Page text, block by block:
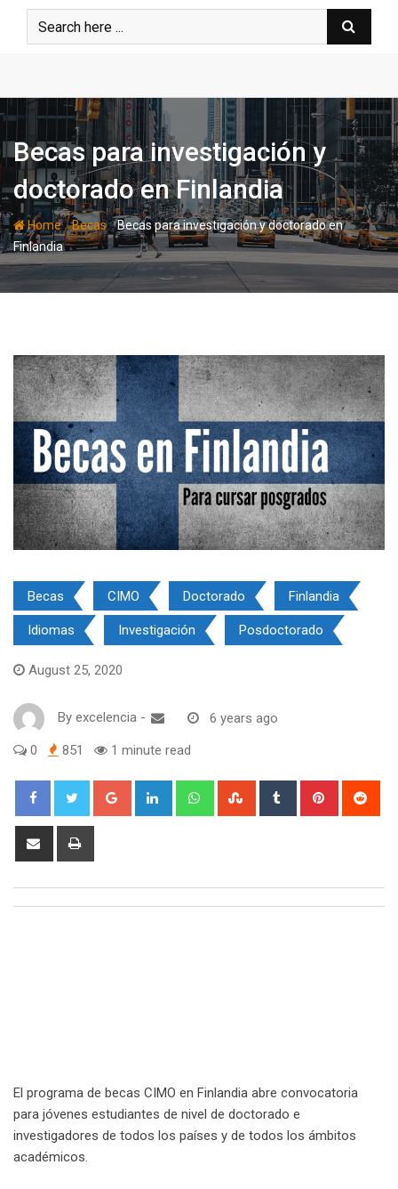
Becas para investigación y
doctorado en Finlandia
Home-Becas-Becas para investigación y doctorado en
Finlandia
Becas CIMO Doctorado Finlandia
Idiomas Investigación Posdoctorado
August 25, 2020
By excelencia - 6 years ago
0 851 1 minute read
Google+ LinkedIn WhatsappStumbleUpon
Tumblr Pinterest
Share
El programa de becas CIMO en Finlandia abre convocatoria
para jóvenes estudiantes de nivel de doctorado e
investigadores de todos los países y de todos los ámbitos
académicos.